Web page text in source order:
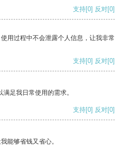
支持[0] 反对[0]
用过程中不会泄露个人信息，让我非常
支持[0] 反对[0]
足我日常使用的需求。
支持[0] 反对[0]
能够省钱又省心。